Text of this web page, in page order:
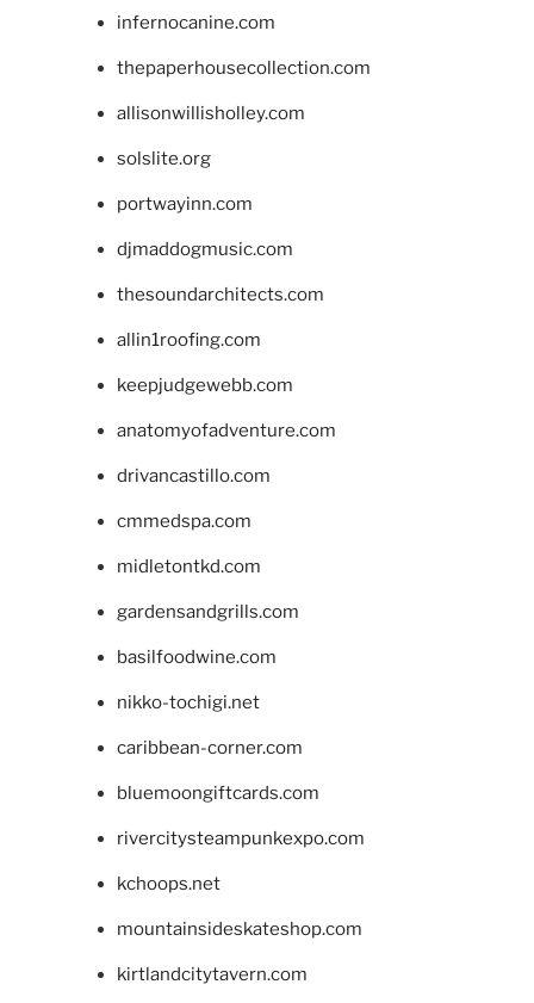
infernocanine.com
thepaperhousecollection.com
allisonwillisholley.com
solslite.org
portwayinn.com
djmaddogmusic.com
thesoundarchitects.com
allin1roofing.com
keepjudgewebb.com
anatomyofadventure.com
drivancastillo.com
cmmedspa.com
midletontkd.com
gardensandgrills.com
basilfoodwine.com
nikko-tochigi.net
caribbean-corner.com
bluemoongiftcards.com
rivercitysteampunkexpo.com
kchoops.net
mountainsideskateshop.com
kirtlandcitytavern.com